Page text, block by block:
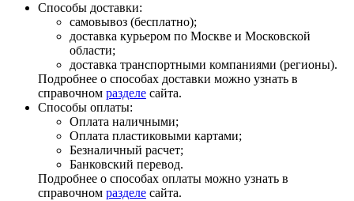
Способы доставки:
самовывоз (бесплатно);
доставка курьером по Москве и Московской
области;
доставка транспортными компаниями (регионы).
Подробнее о способах доставки можно узнать в
справочном разделе сайта.
Способы оплаты:
Оплата наличными;
Оплата пластиковыми картами;
Безналичный расчет;
Банковский перевод.
Подробнее о способах оплаты можно узнать в
справочном разделе сайта.